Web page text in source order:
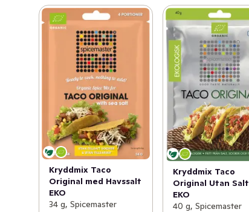
Kryddmix Taco
Original med Havssalt
EKO
34 g, Spicemaster
Kryddmix Taco
Original Utan Salt
EKO
40 g, Spicemaster